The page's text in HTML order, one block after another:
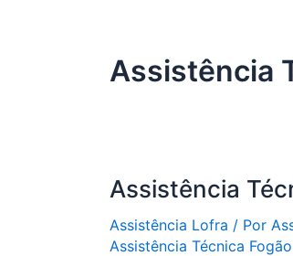
Assistência
Assistência
Assistência Lofra / Por
Assistência Técnica